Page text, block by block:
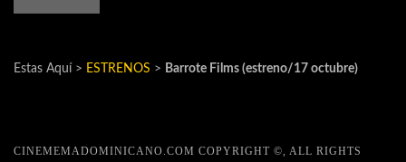
Estas Aquí > ESTRENOS > Barrote Films (estreno/17 octubre)
CINEMEMADOMINICANO.COM COPYRIGHT ©, ALL RIGHTS